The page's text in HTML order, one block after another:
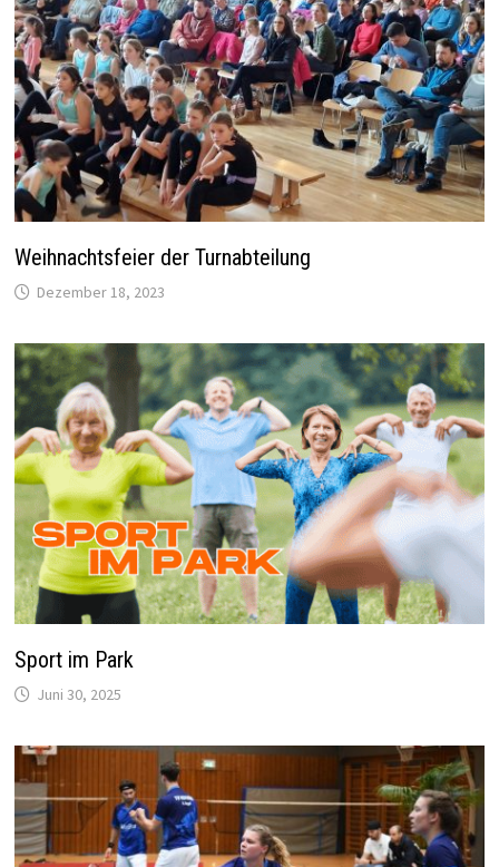
Weihnachtsfeier der Turnabteilung
Dezember 18, 2023
Sport im Park
Juni 30, 2025